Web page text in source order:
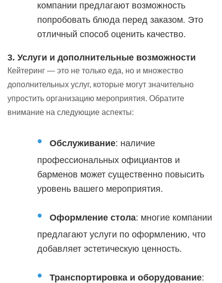
компании предлагают возможность
попробовать блюда перед заказом. Это
отличный способ оценить качество.
3. Услуги и дополнительные возможности
Кейтеринг — это не только еда, но и множество
дополнительных услуг, которые могут значительно
упростить организацию мероприятия. Обратите
внимание на следующие аспекты:
Обслуживание: наличие
профессиональных официантов и
барменов может существенно повысить
уровень вашего мероприятия.
Оформление стола: многие компании
предлагают услуги по оформлению, что
добавляет эстетическую ценность.
Транспортировка и оборудование: